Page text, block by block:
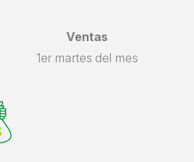
Ventas
1er martes del mes